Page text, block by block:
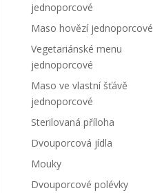
jednoporcové
Maso hovězí jednoporcové
Vegetariánské menu
jednoporcové
Maso ve vlastní šťávě
jednoporcové
Sterilovaná příloha
Dvouporcová jídla
Mouky
Dvouporcové polévky